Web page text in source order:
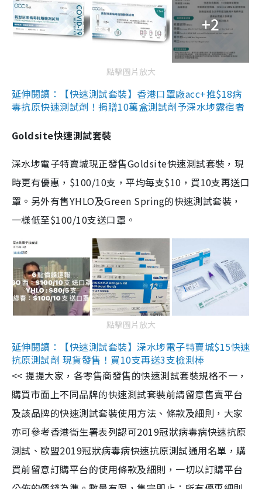
+2
點擊圖片放大
延伸閱讀：【快速測試套裝】香港口罩廠acc+推$18病
毒抗原快速測試劑！捐贈10萬盒測試劑予深水埗露宿者
Goldsite快速測試套裝
深水埗電子特賣城現正發售Goldsite快速測試套裝，現
時更有優惠，$100/10支，平均每支$10，買10支再送口
罩。另外有售YHLO及Green Spring的快速測試套裝，
一樣低至$100/10支送口罩。
點擊圖片放大
延伸閱讀：【快速測試套裝】深水埗電子特賣城$15快速
抗原測試劑 現貨發售！買10支再送3支檢測棒
<< 提提大家，各零售商發售的快速測試套裝規格不一，
購買市面上不同品牌的快速測試套裝前請留意售賣平台
及該品牌的快速測試套裝使用方法、條款及細則，大家
亦可參考香港衞生署表列認可2019冠狀病毒病快速抗原
測試、歐盟2019冠狀病毒病快速抗原測試通用名單，購
買前留意訂購平台的使用條款及細則，一切以訂購平台